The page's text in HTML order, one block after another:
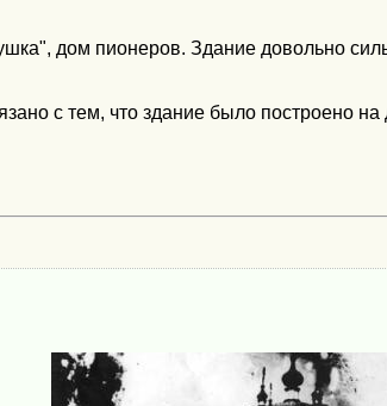
дом пионеров. Здание довольно
с тем, что здание было построено